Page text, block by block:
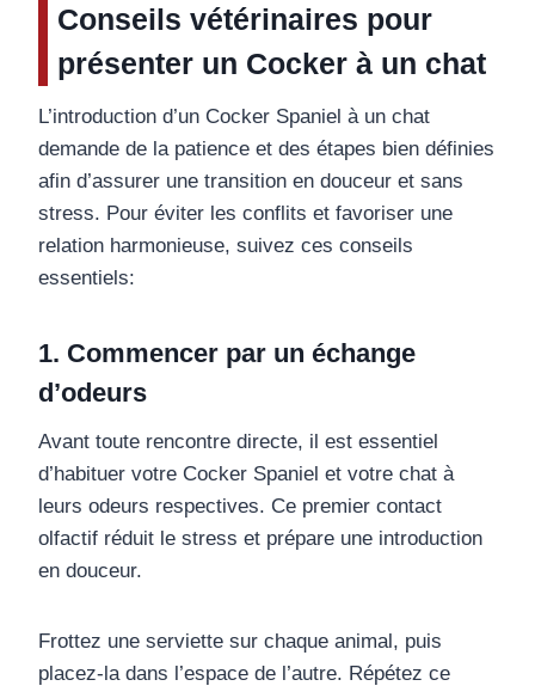
Conseils vétérinaires pour
présenter un Cocker à un chat
L’introduction d’un Cocker Spaniel à un chat
demande de la patience et des étapes bien définies
afin d’assurer une transition en douceur et sans
stress. Pour éviter les conflits et favoriser une
relation harmonieuse, suivez ces conseils
essentiels:
1. Commencer par un échange
d’odeurs
Avant toute rencontre directe, il est essentiel
d’habituer votre Cocker Spaniel et votre chat à
leurs odeurs respectives. Ce premier contact
olfactif réduit le stress et prépare une introduction
en douceur.
Frottez une serviette sur chaque animal, puis
placez-la dans l’espace de l’autre. Répétez ce